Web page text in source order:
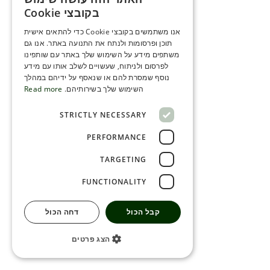
ENGLISH
SERBIA
HEBREW
RUSSIAN
SERBIAN-2
בקובצי Cookie
אנו משתמשים בקובצי Cookie כדי להתאים אישית
תוכן ופרסומות ולנתח את התנועה באתר. אנו גם
משתפים מידע על השימוש שלך באתר עם שותפינו
לפרסום ולניתוח, שעשויים לשלב אותו עם מידע
נוסף שמסרת להם או שנאסף על ידיהם במהלך
השימוש שלך בשירותיהם. Read more
STRICTLY NECESSARY
PERFORMANCE
TARGETING
FUNCTIONALITY
קבל הכול דחה הכול
הצג פרטים